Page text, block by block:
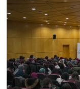
Bursa
Çanakkale
Çankırı
Çorum
Duyurular
Podcast
Bilim,
Biyografiler